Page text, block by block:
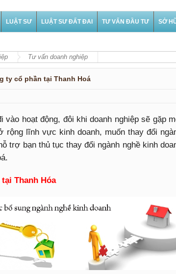
LUẬT SƯ LUẬT SƯ ĐẤT ĐAI TƯ VẤN ĐẦU TƯ SỞ
Tư vấn doanh nghiệp
ty cổ phần tại Thanh Hoá
vào hoạt động, đôi khi doanh nghiệp sẽ gặp
rộng lĩnh vực kinh doanh, muốn thay đổi
trợ bạn thủ tục thay đổi ngành nghề kinh
Thanh Hóa